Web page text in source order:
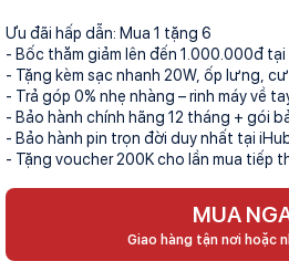
Ưu đãi hấp dẫn: Mua 1 tặng 6
- Bốc thăm giảm lên đến 1.000.000đ
- Tặng kèm sạc nhanh 20W, ốp lưng,
- Trả góp 0% nhẹ nhàng – rinh máy về
- Bảo hành chính hãng 12 tháng + gói
- Bảo hành pin trọn đời duy nhất tại
- Tặng voucher 200K cho lần mua tiếp
MUA
Giao hàng tận nơi hoặc